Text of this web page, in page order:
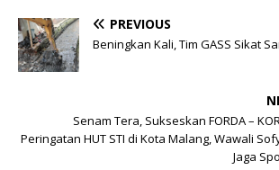
PREVIOUS
Beningkan Kali, Tim GASS Sikat
Senam Tera, Sukseskan FORDA –
Peringatan HUT STI di Kota Malang, Wawali
Jaga